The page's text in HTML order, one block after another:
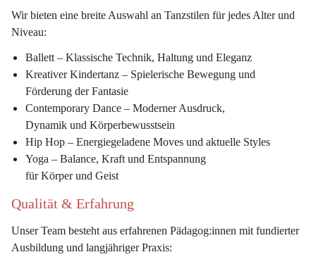
Wir bieten eine breite Auswahl an Tanzstilen für jedes Alter und
Niveau:
Ballett – Klassische Technik, Haltung und Eleganz
Kreativer Kindertanz – Spielerische Bewegung und
Förderung der Fantasie
Contemporary Dance – Moderner Ausdruck,
Dynamik und Körperbewusstsein
Hip Hop – Energiegeladene Moves und aktuelle Styles
Yoga – Balance, Kraft und Entspannung
für Körper und Geist
Qualität & Erfahrung
Unser Team besteht aus erfahrenen Pädagog:innen mit fundierter
Ausbildung und langjähriger Praxis: